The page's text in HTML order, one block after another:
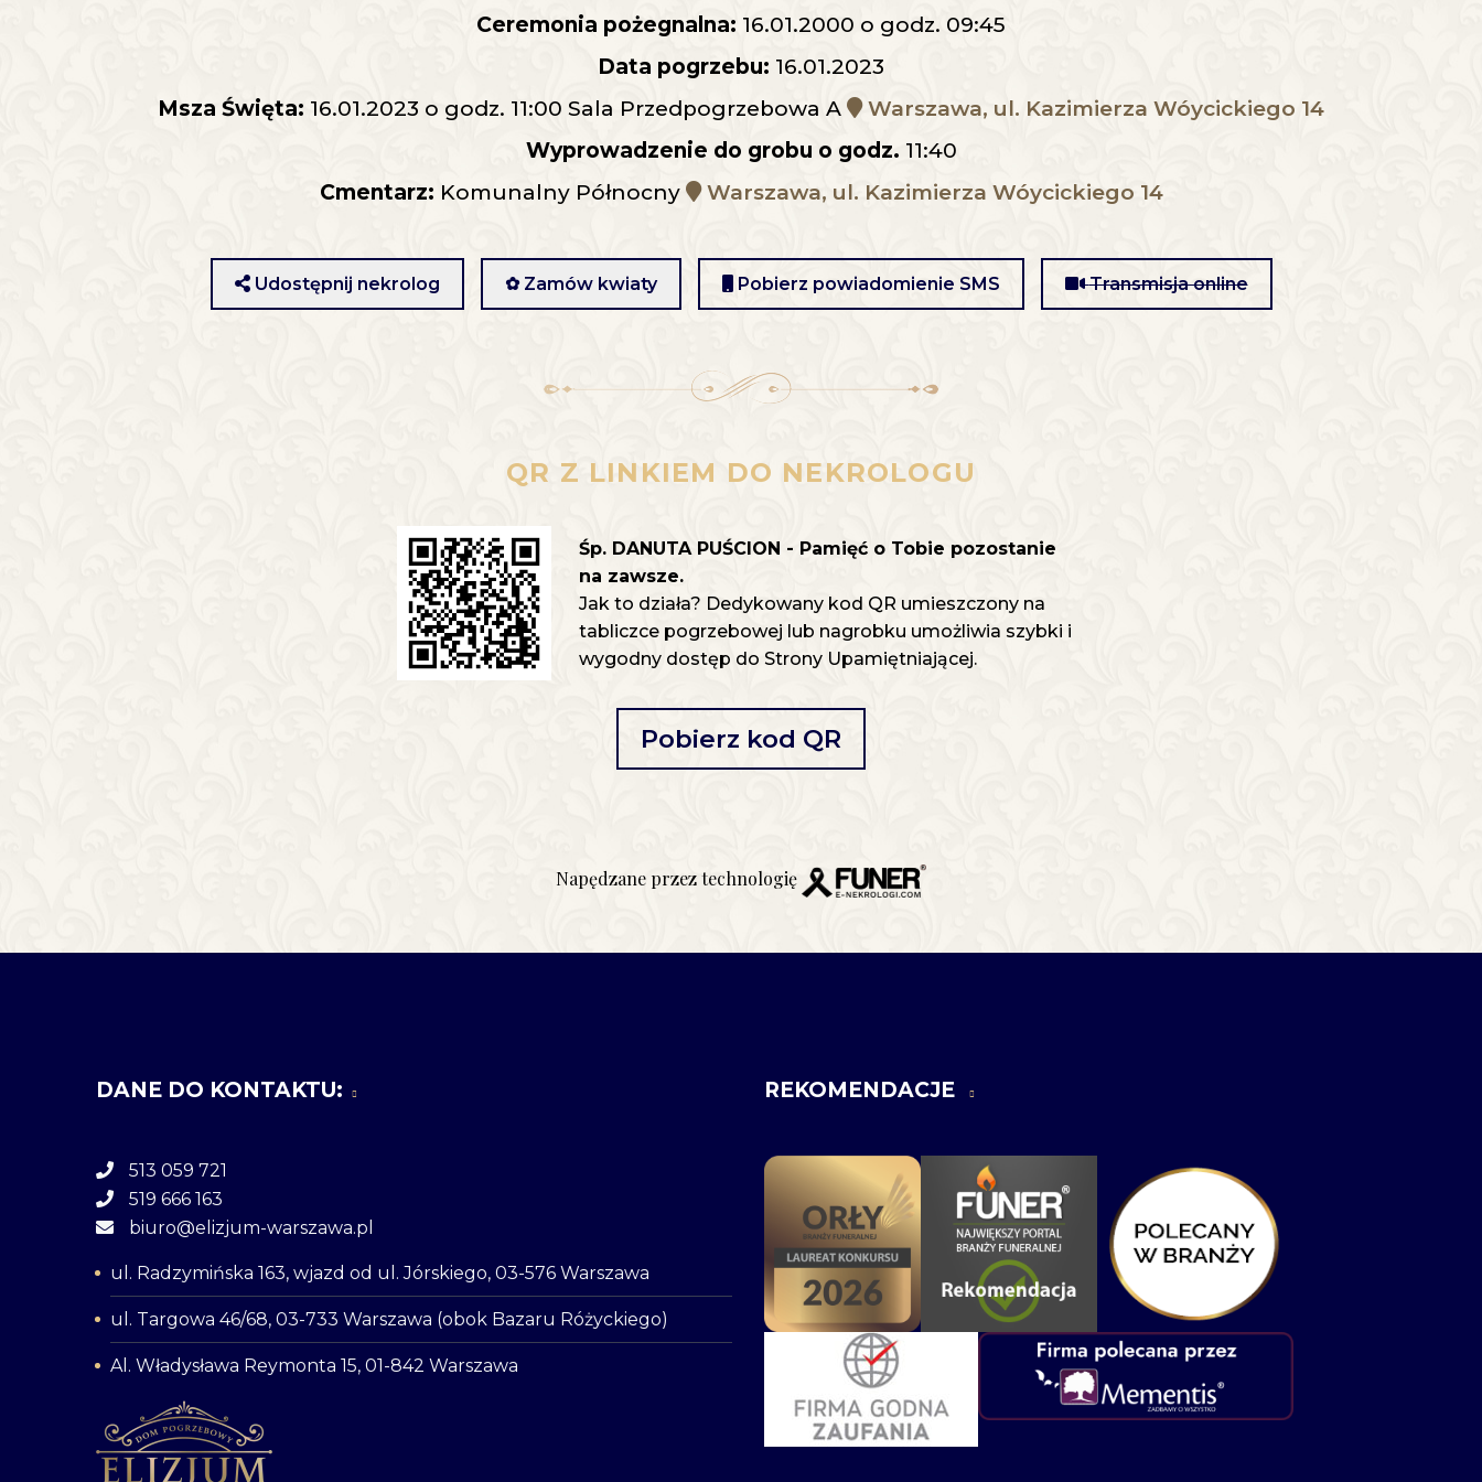
Ceremonia pożegnalna: 16.01.2000 o godz. 09:45
Data pogrzebu: 16.01.2023
Msza Święta: 16.01.2023 o godz. 11:00 Sala Przedpogrzebowa A
Warszawa, ul. Kazimierza Wóycickiego 14
Wyprowadzenie do grobu o godz. 11:40
Cmentarz: Komunalny Północny Warszawa, ul. Kazimierza Wóycickiego 14
Udostępnij nekrolog ✿ Zamów kwiaty Pobierz powiadomienie SMS Transmisja online
QR Z LINKIEM DO NEKROLOGU
Śp. DANUTA PUŚCION - Pamięć o Tobie pozostanie
na zawsze.
Jak to działa? Dedykowany kod QR umieszczony na
tabliczce pogrzebowej lub nagrobku umożliwia szybki i
wygodny dostęp do Strony Upamiętniającej.
Pobierz kod QR
Napędzane przez technologię
DANE DO KONTAKTU:
513 059 721
519 666 163
biuro@elizjum-warszawa.pl
ul. Radzymińska 163, wjazd od ul. Jórskiego, 03-576 Warszawa
ul. Targowa 46/68, 03-733 Warszawa (obok Bazaru Różyckiego)
Al. Władysława Reymonta 15, 01-842 Warszawa
REKOMENDACJE